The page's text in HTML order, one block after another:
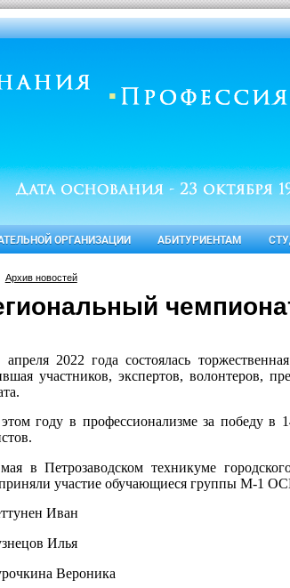
ОРГАНИЗАЦИИ АБИТУРИЕНТАМ
Архив новостей
апреля 2022 года состоялась
участников, экспертов, волонтеров,
году в профессионализме за победу в
в Петрозаводском техникуме
участие обучающиеся группы М-1
Иван
Илья
Вероника